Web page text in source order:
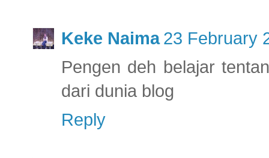
Keke Naima 23 February
Pengen deh belajar
dari dunia blog
Reply